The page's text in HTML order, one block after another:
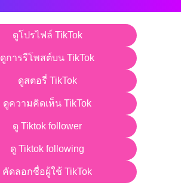
ดูโปรไฟล์ TikTok
ดูการรีโพสต์บน TikTok
ดูสตอรี่ TikTok
ดูความคิดเห็น TikTok
ดู Tiktok follower
ดู Tiktok following
คัดลอกชื่อผู้ใช้ TikTok